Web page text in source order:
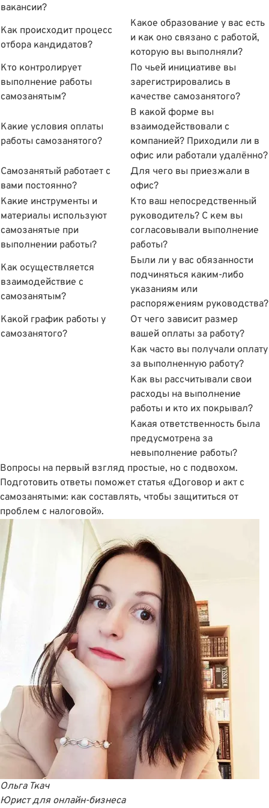
вакансии?
Как происходит процесс
отбора кандидатов?
Какое образование у вас есть
и как оно связано с работой,
которую вы выполняли?
Кто контролирует
выполнение работы
самозанятым?
По чьей инициативе вы
зарегистрировались в
качестве самозанятого?
Какие условия оплаты
работы самозанятого?
В какой форме вы
взаимодействовали с
компанией? Приходили ли в
офис или работали удалённо?
Самозанятый работает с
вами постоянно?
Для чего вы приезжали в
офис?
Какие инструменты и
материалы используют
самозанятые при
выполнении работы?
Кто ваш непосредственный
руководитель? С кем вы
согласовывали выполнение
работы?
Как осуществляется
взаимодействие с
самозанятым?
Были ли у вас обязанности
подчиняться каким-либо
указаниям или
распоряжениям руководства?
Какой график работы у
самозанятого?
От чего зависит размер
вашей оплаты за работу?
Как часто вы получали оплату
за выполненную работу?
Как вы рассчитывали свои
расходы на выполнение
работы и кто их покрывал?
Какая ответственность была
предусмотрена за
невыполнение работы?
Вопросы на первый взгляд простые, но с подвохом.
Подготовить ответы поможет статья «Договор и акт с
самозанятыми: как составлять, чтобы защититься от
проблем с налоговой».
Ольга Ткач
Юрист для онлайн-бизнеса